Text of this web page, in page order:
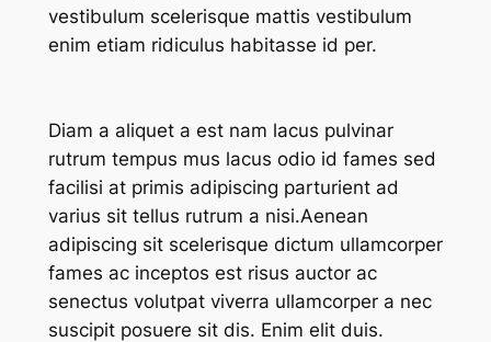
vestibulum scelerisque mattis vestibulum
enim etiam ridiculus habitasse id per.
Diam a aliquet a est nam lacus pulvinar
rutrum tempus mus lacus odio id fames sed
facilisi at primis adipiscing parturient ad
varius sit tellus rutrum a nisi.Aenean
adipiscing sit scelerisque dictum ullamcorper
fames ac inceptos est risus auctor ac
senectus volutpat viverra ullamcorper a nec
suscipit posuere sit dis. Enim elit duis.